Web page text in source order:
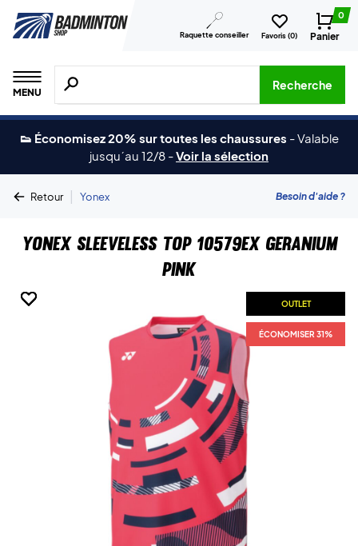
Raquette conseiller Favoris (0)
0
Panier
MENU
Recherche de produits, de marques, etc.
Recherche
👟 Économisez 20% sur toutes les chaussures -Valable
jusqu´au 12/8 -Voir la sélection
Retour | Yonex Besoin d'aide ?
Yonex Sleeveless Top 10579EX Geranium
Pink
OUTLET
ÉCONOMISER 31%
OUTLET
ÉCONOMISER 31%
OUTLET
ÉCONOMISER 31%
OUTLET
ÉCONOMISER 31%
OUTLET
ÉCONOMISER 31%
OUTLET
ÉCONOMISER 31%